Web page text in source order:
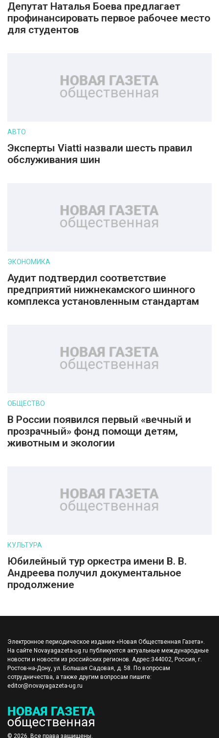
Депутат Наталья Боева предлагает
профинансировать первое рабочее место
для студентов
АВТО
Эксперты Viatti назвали шесть правил
обслуживания шин
ЭКОНОМИКА
Аудит подтвердил соответствие
предприятий нижнекамского шинного
комплекса установленным стандартам
ОБЩЕСТВО
В России появился первый «вечный и
прозрачный» фонд помощи детям,
животным и экологии
КУЛЬТУРА
Юбилейный тур оркестра имени В. В.
Андреева получил документальное
продолжение
Электронное периодическое издание «Новая Общественная Газета».
На сайте Novayagazeta-ug.ru публикуются актуальные международные
новости и новости из российских регионов. Адрес:344002, Россия, г.
Ростов-на-Дону, ул. Большая Садовая, д. 58. По вопросам
сотрудничества, а также другим вопросам пишите:
editor@novayagazeta-ug.ru
© 2026. Все права защищены.